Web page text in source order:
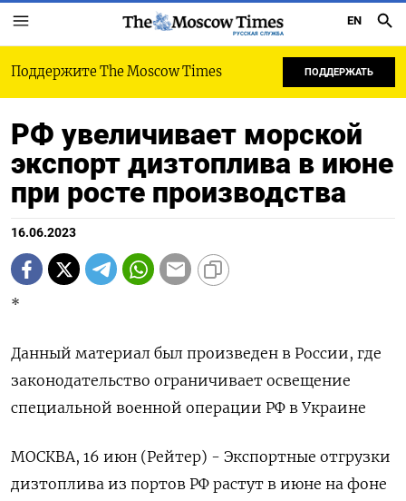
РУССКАЯ СЛУЖБА
EN
Поддержите The Moscow Times ПОДДЕРЖАТЬ
РФ увеличивает морской
экспорт дизтоплива в июне
при росте производства
16.06.2023
*
Данный материал был произведен в России, где
законодательство ограничивает освещение
специальной военной операции РФ в Украине
МОСКВА, 16 июн (Рейтер) - Экспортные отгрузки
дизтоплива из портов РФ растут в июне на фоне